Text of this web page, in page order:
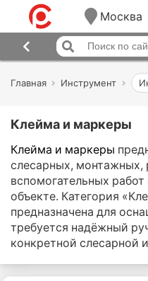
Москва
Главная Инструмент
Клейма и маркеры
Клейма и маркеры
слесарных, монтажных,
вспомогательных
объекте. Категория
предназначена для
требуется надёжный
конкретной слесарной